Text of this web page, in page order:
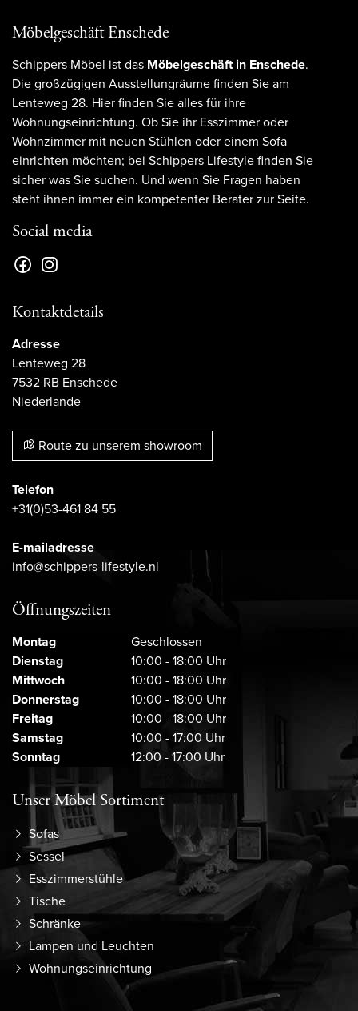
Möbelgeschäft Enschede
Schippers Möbel ist das Möbelgeschäft in Enschede.
Die großzügigen Ausstellungräume finden Sie am
Lenteweg 28. Hier finden Sie alles für ihre
Wohnungseinrichtung. Ob Sie ihr Esszimmer oder
Wohnzimmer mit neuen Stühlen oder einem Sofa
einrichten möchten; bei Schippers Lifestyle finden Sie
sicher was Sie suchen. Und wenn Sie Fragen haben
steht ihnen immer ein kompetenter Berater zur Seite.
Social media
Kontaktdetails
Adresse
Lenteweg 28
7532 RB Enschede
Niederlande
Route zu unserem showroom
Telefon
+31(0)53-461 84 55
E-mailadresse
info@schippers-lifestyle.nl
Öffnungszeiten
Montag
Geschlossen
Dienstag
10:00 - 18:00 Uhr
Mittwoch
10:00 - 18:00 Uhr
Donnerstag
10:00 - 18:00 Uhr
Freitag
10:00 - 18:00 Uhr
Samstag
10:00 - 17:00 Uhr
Sonntag
12:00 - 17:00 Uhr
Unser Möbel Sortiment
Sofas
Sessel
Esszimmerstühle
Tische
Schränke
Lampen und Leuchten
Wohnungseinrichtung